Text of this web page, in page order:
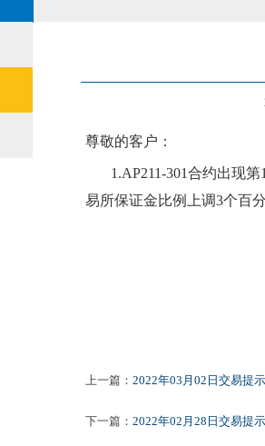
尊敬的客户：
1.AP211-301合约出现第
易所保证金比例
上调3个百
上一篇： 2022年03月02日交易提示
下一篇： 2022年02月28日交易提示